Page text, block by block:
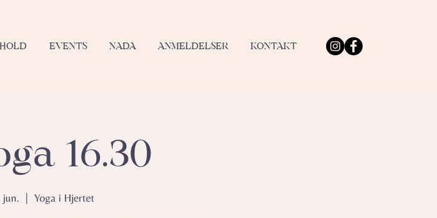
HOLD EVENTS NADA ANMELDELSER KONTAKT
16.30
Yoga i Hjertet